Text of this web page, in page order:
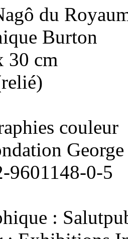
du
Burton
30 cm
couleur
9601148-0-5
: